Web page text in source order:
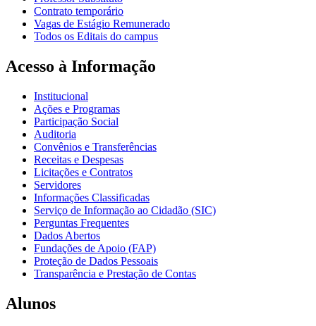
Contrato temporário
Vagas de Estágio Remunerado
Todos os Editais do campus
Acesso à Informação
Institucional
Ações e Programas
Participação Social
Auditoria
Convênios e Transferências
Receitas e Despesas
Licitações e Contratos
Servidores
Informações Classificadas
Serviço de Informação ao Cidadão (SIC)
Perguntas Frequentes
Dados Abertos
Fundações de Apoio (FAP)
Proteção de Dados Pessoais
Transparência e Prestação de Contas
Alunos